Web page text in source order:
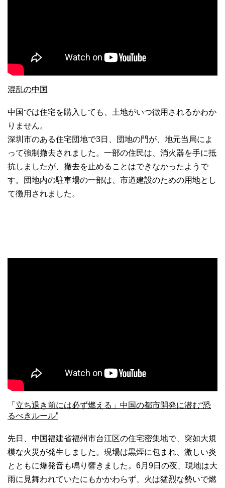
混乱の中国
中国では住宅を購入しても、土地がいつ徴用されるかわか
りません。
深圳市のある住宅団地で3日、団地の門が、地元当局によ
って強制撤去されました。一部の住民は、消火器を手に抵
抗しましたが、撤去を止めることはできなかったようで
す。団地内の駐車場の一部は、市道建設のための用地とし
て徴用されました。
「 立ち退き前には必ず燃える」中国の都市開発に潜む“恐
るべきルール”
先日、中国福建省福州市台江区の住宅密集地で、突如大規
模な火災が発生しました。現場は黒煙に包まれ、激しい炎
とともに爆発音も鳴り響きました。6月9日の夜、現地は大
雨に見舞われていたにもかかわらず、火は猛烈な勢いで燃